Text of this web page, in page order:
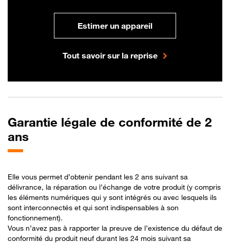
Estimer un appareil
Tout savoir sur la reprise
Garantie légale de conformité de 2
ans
Elle vous permet d’obtenir pendant les 2 ans suivant sa
délivrance, la réparation ou l’échange de votre produit (y compris
les éléments numériques qui y sont intégrés ou avec lesquels ils
sont interconnectés et qui sont indispensables à son
fonctionnement).
Vous n’avez pas à rapporter la preuve de l’existence du défaut de
conformité du produit neuf durant les 24 mois suivant sa